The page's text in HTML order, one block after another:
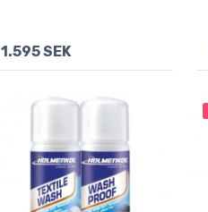
1.595 SEK